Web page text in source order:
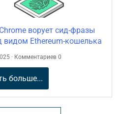
ворует сид-фразы
видом Ethereum-кошелька
· Комментариев 0
больше...